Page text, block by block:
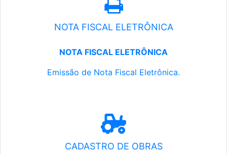
NOTA FISCAL ELETRÔNICA
NOTA FISCAL ELETRÔNICA
Emissão de Nota Fiscal Eletrônica.
CADASTRO DE OBRAS